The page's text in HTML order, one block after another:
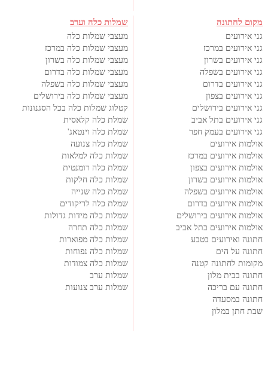
מקום לחתונה
גני אירועים
גני אירועים במרכז
גני אירועים בשרון
גני אירועים בשפלה
גני אירועים בדרום
גני אירועים בצפון
גני אירועים בירושלים
גני אירועים בתל אביב
גני אירועים בעמק חפר
אולמות אירועים
אולמות אירועים במרכז
אולמות אירועים בצפון
אולמות אירועים בשרון
אולמות אירועים בשפלה
אולמות אירועים בדרום
אולמות אירועים בירושלים
אולמות אירועים בתל אביב
חתונה ואירועים בטבע
חתונה על הים
מקומות לחתונה קטנה
חתונה בבית מלון
חתונה עם בריכה
חתונה במסעדה
שבת חתן במלון
שמלות כלה וערב
מעצבי שמלות כלה
מעצבי שמלות כלה במרכז
מעצבי שמלות כלה בשרון
מעצבי שמלות כלה בדרום
מעצבי שמלות כלה בשפלה
מעצבי שמלות כלה בירושלים
קטלוג שמלות כלה בכל הסגנונות
שמלת כלה קלאסית
שמלת כלה וינטאג'
שמלת כלה צנועה
שמלות כלה למלאות
שמלת כלה רומנטית
שמלות כלה חלקות
שמלת כלה שנייה
שמלת כלה לריקודים
שמלות כלה מידות גדולות
שמלות כלה תחרה
שמלות כלה מפוארות
שמלות כלה נפוחות
שמלות כלה צמודות
שמלות ערב
שמלות ערב צנועות